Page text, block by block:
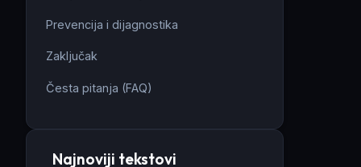
Prevencija i dijagnostika
Zaključak
Česta pitanja (FAQ)
Najnoviji tekstovi